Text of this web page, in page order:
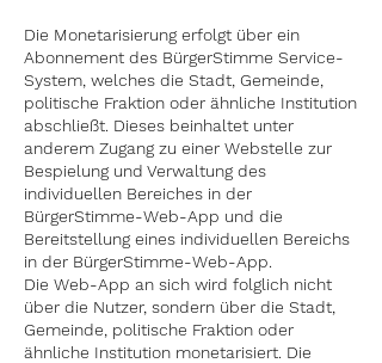
Die Monetarisierung erfolgt über ein
Abonnement des BürgerStimme Service-
System, welches die Stadt, Gemeinde,
politische Fraktion oder ähnliche Institution
abschließt. Dieses beinhaltet unter
anderem Zugang zu einer Webstelle zur
Bespielung und Verwaltung des
individuellen Bereiches in der
BürgerStimme-Web-App und die
Bereitstellung eines individuellen Bereichs
in der BürgerStimme-Web-App.
Die Web-App an sich wird folglich nicht
über die Nutzer, sondern über die Stadt,
Gemeinde, politische Fraktion oder
ähnliche Institution monetarisiert. Die